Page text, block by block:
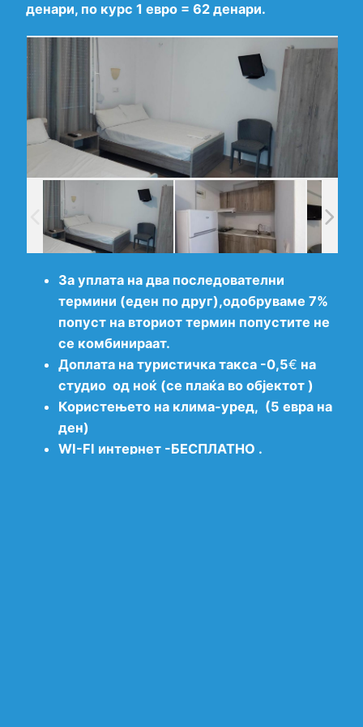
денари, по курс 1 евро = 62 денари.
За уплата на два последователни
термини (еден по друг),одобруваме 7%
попуст на вториот термин попустите не
се комбинираат.
Доплата на туристичка такса -0,5€ на
студио од ноќ (се плаќа во објектот )
Користењето на клима-уред, (5 евра на
ден)
WI-FI интернет -БЕСПЛАТНО .